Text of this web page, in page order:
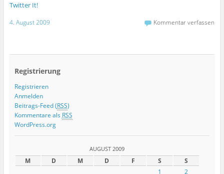
Twitter It!
4. August 2009 Kommentar verfassen
Registrierung
Registrieren
Anmelden
Beitrags-Feed (RSS)
Kommentare als RSS
WordPress.org
AUGUST 2009
M D M D F S S
1
2